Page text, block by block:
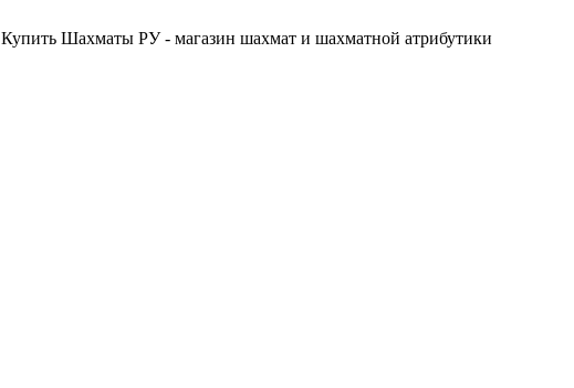
Купить Шахматы РУ - магазин шахмат и шахматной атрибутики